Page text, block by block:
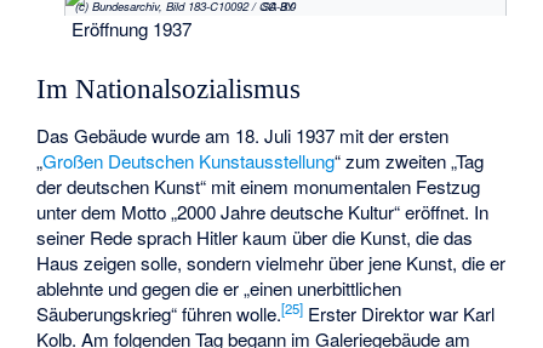
(c) Bundesarchiv, Bild 183-C10092 / CC-BY-SA 3.0
Eröffnung 1937
Im Nationalsozialismus
Das Gebäude wurde am 18. Juli 1937 mit der ersten
„Großen Deutschen Kunstausstellung“ zum zweiten „Tag
der deutschen Kunst“ mit einem monumentalen Festzug
unter dem Motto „2000 Jahre deutsche Kultur“ eröffnet. In
seiner Rede sprach Hitler kaum über die Kunst, die das
Haus zeigen solle, sondern vielmehr über jene Kunst, die er
ablehnte und gegen die er „einen unerbittlichen
Säuberungskrieg“ führen wolle.[25] Erster Direktor war Karl
Kolb. Am folgenden Tag begann im Galeriegebäude am